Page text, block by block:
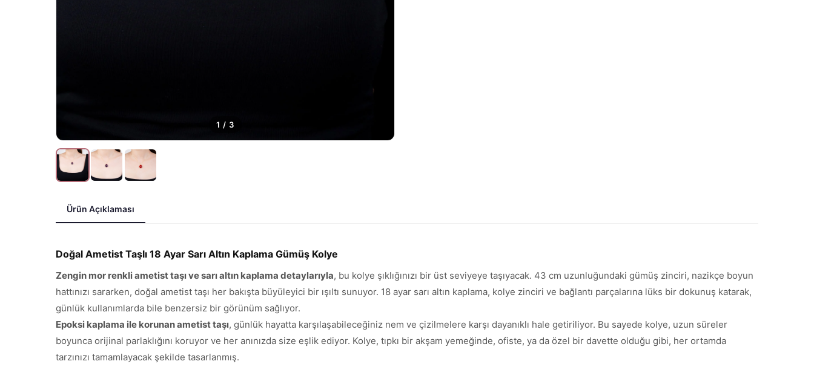
1 / 3
Ürün Açıklaması
Doğal Ametist Taşlı 18 Ayar Sarı Altın Kaplama Gümüş Kolye
Zengin mor renkli ametist taşı ve sarı altın kaplama detaylarıyla, bu kolye şıklığınızı bir üst seviyeye taşıyacak. 43 cm uzunluğundaki gümüş zinciri, nazikçe boyun
hattınızı sararken, doğal ametist taşı her bakışta büyüleyici bir ışıltı sunuyor. 18 ayar sarı altın kaplama, kolye zinciri ve bağlantı parçalarına lüks bir dokunuş katarak,
günlük kullanımlarda bile benzersiz bir görünüm sağlıyor.
Epoksi kaplama ile korunan ametist taşı, günlük hayatta karşılaşabileceğiniz nem ve çizilmelere karşı dayanıklı hale getiriliyor. Bu sayede kolye, uzun süreler
boyunca orijinal parlaklığını koruyor ve her anınızda size eşlik ediyor. Kolye, tıpkı bir akşam yemeğinde, ofiste, ya da özel bir davette olduğu gibi, her ortamda
tarzınızı tamamlayacak şekilde tasarlanmış.